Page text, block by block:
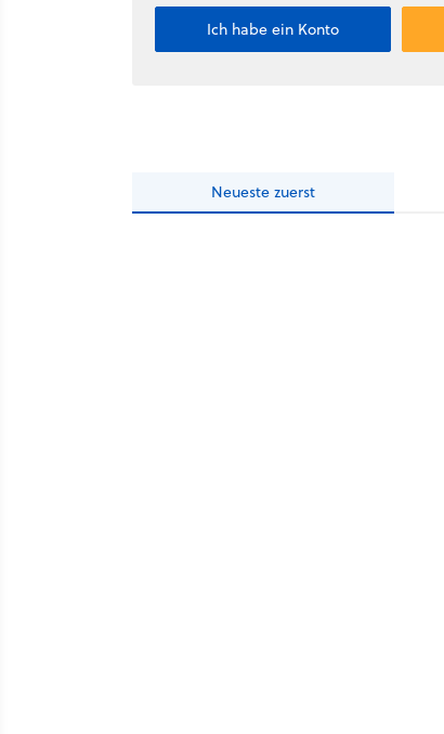
Ich habe ein Konto
Neueste zuerst